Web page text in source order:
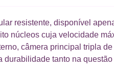
resistente, disponível
núcleos cuja velocidade
câmera principal tripla
durabilidade tanto na